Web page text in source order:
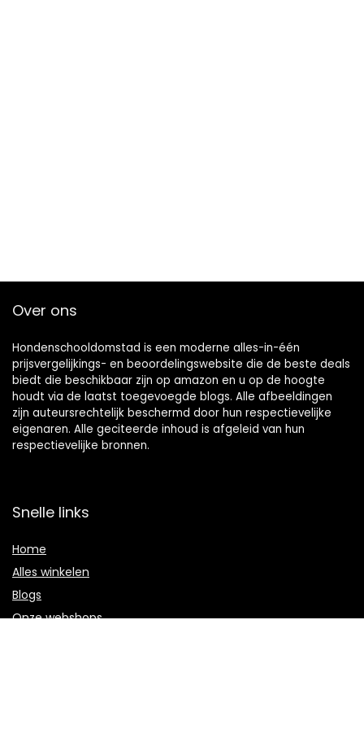
Over ons
Hondenschooldomstad is een moderne alles-in-één
prijsvergelijkings- en beoordelingswebsite die de beste deals
biedt die beschikbaar zijn op amazon en u op de hoogte
houdt via de laatst toegevoegde blogs. Alle afbeeldingen
zijn auteursrechtelijk beschermd door hun respectievelijke
eigenaren. Alle geciteerde inhoud is afgeleid van hun
respectievelijke bronnen.
Snelle links
Home
Alles winkelen
Blogs
Onze webshops